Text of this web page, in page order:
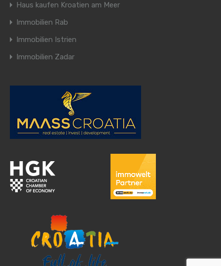
Haus kaufen Kroatien am Meer
Immobilien Rab
Immobilien Istrien
Immobilien Zadar